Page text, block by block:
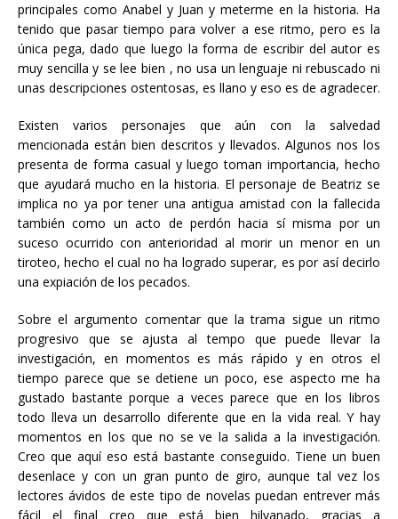
principales como Anabel y Juan y meterme en la historia. Ha
tenido que pasar tiempo para volver a ese ritmo, pero es la
única pega, dado que luego la forma de escribir del autor es
muy sencilla y se lee bien , no usa un lenguaje ni rebuscado ni
unas descripciones ostentosas, es llano y eso es de agradecer.
Existen varios personajes que aún con la salvedad
mencionada están bien descritos y llevados. Algunos nos los
presenta de forma casual y luego toman importancia, hecho
que ayudará mucho en la historia. El personaje de Beatriz se
implica no ya por tener una antigua amistad con la fallecida
también como un acto de perdón hacia sí misma por un
suceso ocurrido con anterioridad al morir un menor en un
tiroteo, hecho el cual no ha logrado superar, es por así decirlo
una expiación de los pecados.
Sobre el argumento comentar que la trama sigue un ritmo
progresivo que se ajusta al tempo que puede llevar la
investigación, en momentos es más rápido y en otros el
tiempo parece que se detiene un poco, ese aspecto me ha
gustado bastante porque a veces parece que en los libros
todo lleva un desarrollo diferente que en la vida real. Y hay
momentos en los que no se ve la salida a la investigación.
Creo que aquí eso está bastante conseguido. Tiene un buen
desenlace y con un gran punto de giro, aunque tal vez los
lectores ávidos de este tipo de novelas puedan entrever más
fácil el final creo que está bien hilvanado, gracias a